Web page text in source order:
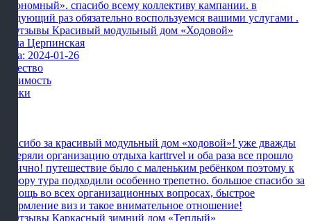
«экономный». спасибо всему коллективу кампании. в
следующий раз обязательно воспользуемся вашими услугами .
Алла Церпинская
Дата: 2024-01-26
Качество
Стоимость
Сроки
Спасибо за красивый модульный дом «ходовой»! уже дважды
доверяли организацию отдыха karttrvel и оба раза все прошло
отлично! путешествие было с маленьким ребёнком поэтому к
выбору тура подходили особенно трепетно. большое спасибо за
помощь во всех организационных вопросах, быстрое
оформление виз и такое внимательное отношение!